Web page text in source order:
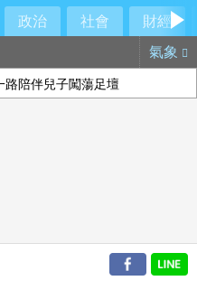
政治 社會
財經
氣象
陪伴兒子闖蕩足壇